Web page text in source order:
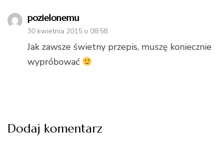
pozielonemu
30 kwietnia 2015 o 08:58
Jak zawsze świetny przepis, muszę koniecznie
wypróbować
Dodaj komentarz